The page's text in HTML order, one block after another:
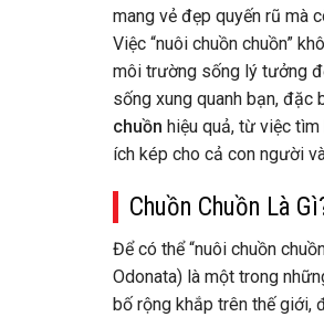
mang vẻ đẹp quyến rũ mà
Việc “nuôi chuồn chuồn”
môi trường sống lý tưởng
sống xung quanh bạn, đặc
chuồn hiệu quả, từ việc
ích kép cho cả con người
Chuồn Chuồn Là
Để có thể “nuôi chuồn
Odonata) là một trong
bố rộng khắp trên thế giới,